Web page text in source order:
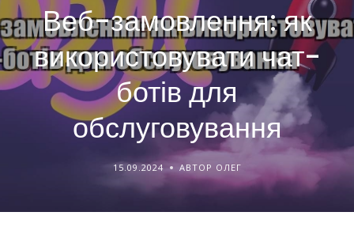
Веб-замовлення: як
використовувати чат-
ботів для
обслуговування
15.09.2024 АВТОР ОЛЕГ